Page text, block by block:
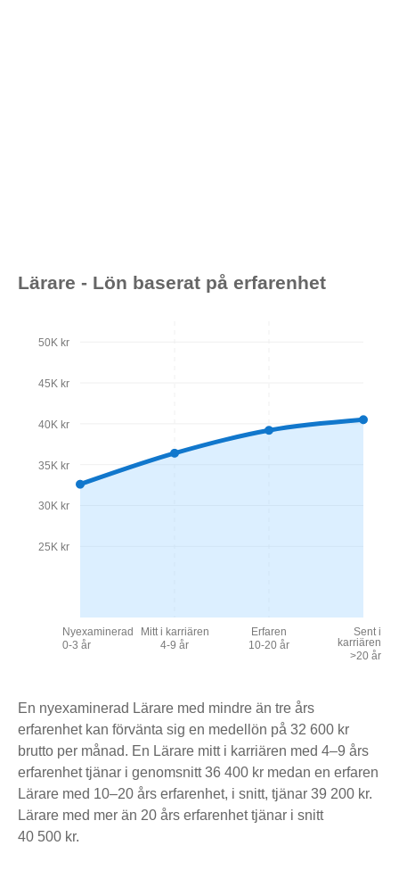
Lärare - Lön baserat på erfarenhet
25K kr
30K kr
35K kr
40K kr
45K kr
50K kr
Nyexaminerad
0-3 år
Mitt i karriären
4-9 år
Erfaren
10-20 år
Sent i
karriären
>20 år
En nyexaminerad Lärare med mindre än tre års
erfarenhet kan förvänta sig en medellön på 32 600 kr
brutto per månad. En Lärare mitt i karriären med 4–9 års
erfarenhet tjänar i genomsnitt 36 400 kr medan en erfaren
Lärare med 10–20 års erfarenhet, i snitt, tjänar 39 200 kr.
Lärare med mer än 20 års erfarenhet tjänar i snitt
40 500 kr.